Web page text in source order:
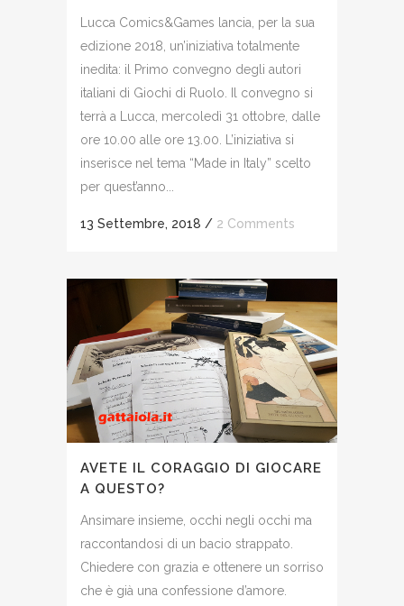
Lucca Comics&Games lancia, per la sua
edizione 2018, un’iniziativa totalmente
inedita: il Primo convegno degli autori
italiani di Giochi di Ruolo. Il convegno si
terrà a Lucca, mercoledì 31 ottobre, dalle
ore 10.00 alle ore 13.00. L’iniziativa si
inserisce nel tema “Made in Italy” scelto
per quest’anno...
13 Settembre, 2018 / 2 Comments
AVETE IL CORAGGIO DI GIOCARE
A QUESTO?
Ansimare insieme, occhi negli occhi ma
raccontandosi di un bacio strappato.
Chiedere con grazia e ottenere un sorriso
che è già una confessione d’amore.